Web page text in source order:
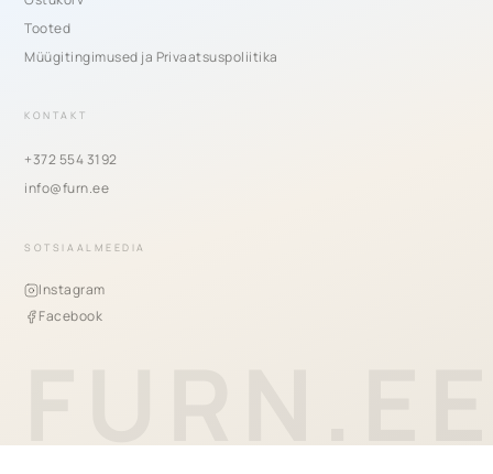
Tooted
Müügitingimused ja Privaatsuspoliitika
KONTAKT
+372 554 3192
info@furn.ee
SOTSIAALMEEDIA
Instagram
Facebook